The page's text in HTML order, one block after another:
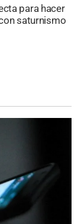
para hacer
saturnismo